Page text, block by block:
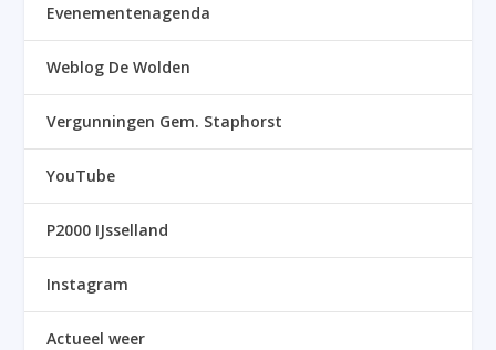
Evenementenagenda
Weblog De Wolden
Vergunningen Gem. Staphorst
YouTube
P2000 IJsselland
Instagram
Actueel weer